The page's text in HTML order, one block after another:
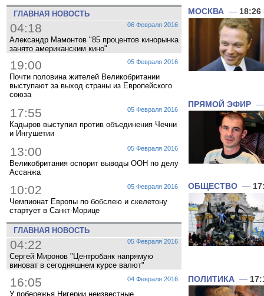
ГЛАВНАЯ НОВОСТЬ
06 Февраля 2016
04:18
Александр Мамонтов "85 процентов кинорынка
занято американским кино"
05 Февраля 2016
19:00
Почти половина жителей Великобритании
выступают за выход страны из Европейского
союза
05 Февраля 2016
17:55
Кадыров выступил против объединения Чечни
и Ингушетии
05 Февраля 2016
13:00
Великобритания оспорит выводы ООН по делу
Ассанжа
05 Февраля 2016
10:02
Чемпионат Европы по бобслею и скелетону
стартует в Санкт-Морице
ГЛАВНАЯ НОВОСТЬ
05 Февраля 2016
04:22
Сергей Миронов "Центробанк напрямую
виноват в сегодняшнем курсе валют"
04 Февраля 2016
16:05
У побережья Нигерии неизвестные
МОСКВА — 18:26
ПРЯМОЙ ЭФИР
ОБЩЕСТВО —
ПОЛИТИКА —